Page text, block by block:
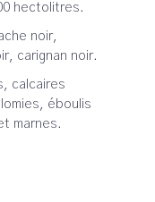
hectolitres.
noir,
carignan noir.
calcaires
éboulis
marnes.